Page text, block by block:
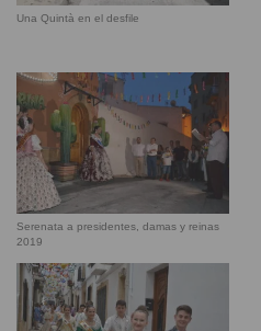
Una Quintà en el desfile
Serenata a presidentes, damas y reinas
2019